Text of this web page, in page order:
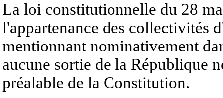
La loi constitutionnelle du 28
l'appartenance des collectivités
mentionnant nominativement
aucune sortie de la République
préalable de la Constitution.